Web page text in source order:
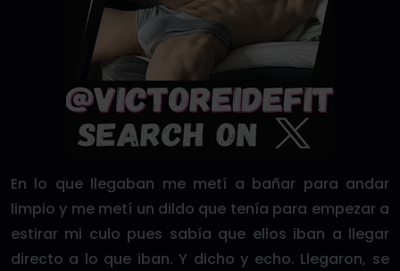
En lo que llegaban me metí a bañar para andar
limpio y me metí un dildo que tenía para empezar a
estirar mi culo pues sabía que ellos iban a llegar
directo a lo que iban. Y dicho y echo. Llegaron, se